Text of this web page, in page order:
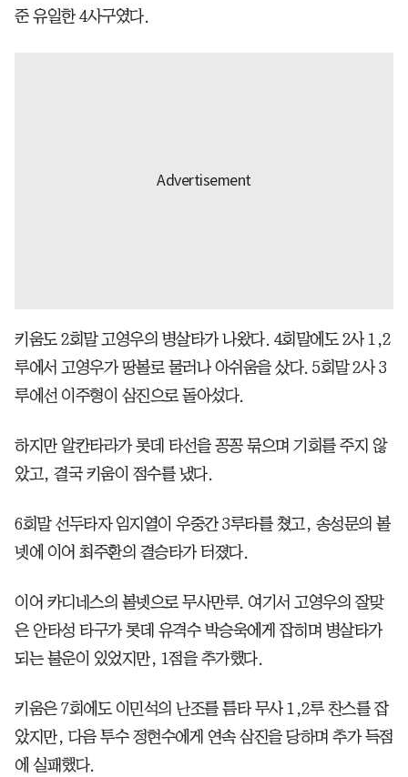
준 유일한 4사구였다.
키움도 2회말 고영우의 병살타가 나왔다. 4회말에도 2사 1,2
루에서 고영우가 땅볼로 물러나 아쉬움을 샀다. 5회말 2사 3
루에선 이주형이 삼진으로 돌아섰다.
하지만 알칸타라가 롯데 타선을 꽁꽁 묶으며 기회를 주지 않
았고, 결국 키움이 점수를 냈다.
6회말 선두타자 임지열이 우중간 3루타를 쳤고, 송성문의 볼
넷에 이어 최주환의 결승타가 터졌다.
이어 카디네스의 볼넷으로 무사만루. 여기서 고영우의 잘맞
은 안타성 타구가 롯데 유격수 박승욱에게 잡히며 병살타가
되는 불운이 있었지만, 1점을 추가했다.
키움은 7회에도 이민석의 난조를 틈타 무사 1,2루 찬스를 잡
았지만, 다음 투수 정현수에게 연속 삼진을 당하며 추가 득점
에 실패했다.